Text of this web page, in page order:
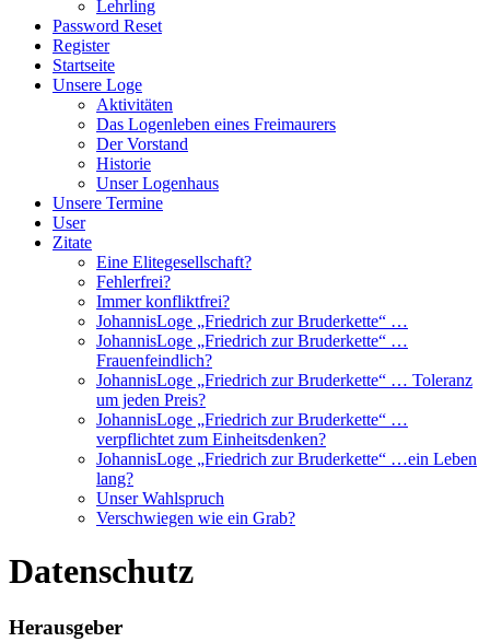
Lehrling
Password Reset
Register
Startseite
Unsere Loge
Aktivitäten
Das Logenleben eines Freimaurers
Der Vorstand
Historie
Unser Logenhaus
Unsere Termine
User
Zitate
Eine Elitegesellschaft?
Fehlerfrei?
Immer konfliktfrei?
JohannisLoge „Friedrich zur Bruderkette“ …
JohannisLoge „Friedrich zur Bruderkette“ …
Frauenfeindlich?
JohannisLoge „Friedrich zur Bruderkette“ … Toleranz
um jeden Preis?
JohannisLoge „Friedrich zur Bruderkette“ …
verpflichtet zum Einheitsdenken?
JohannisLoge „Friedrich zur Bruderkette“ …ein Leben
lang?
Unser Wahlspruch
Verschwiegen wie ein Grab?
Datenschutz
Herausgeber